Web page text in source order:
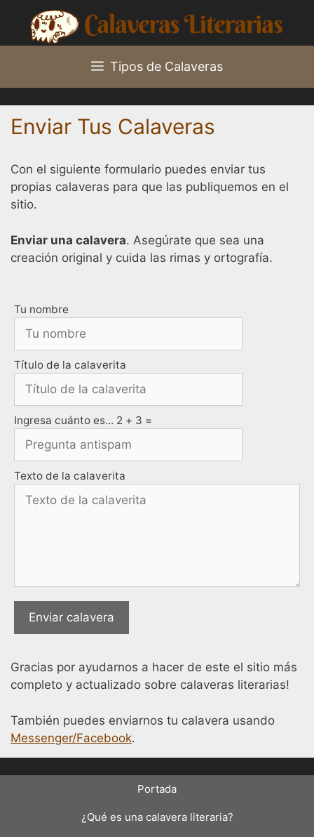
contenido
Tipos de Calaveras
Enviar Tus Calaveras
Con el siguiente formulario puedes enviar tus
propias calaveras para que las publiquemos en el
sitio.
Enviar una calavera. Asegúrate que sea una
creación original y cuida las rimas y ortografía.
Tu nombre
Título de la calaverita
Ingresa cuánto es... 2 + 3 =
Texto de la calaverita
Gracias por ayudarnos a hacer de este el sitio más
completo y actualizado sobre calaveras literarias!
También puedes enviarnos tu calavera usando
Messenger/Facebook.
Portada
¿Qué es una calavera literaria?